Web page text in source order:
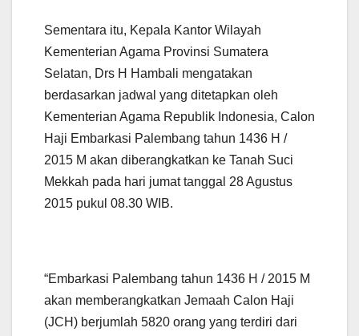
Sementara itu, Kepala Kantor Wilayah
Kementerian Agama Provinsi Sumatera
Selatan, Drs H Hambali mengatakan
berdasarkan jadwal yang ditetapkan oleh
Kementerian Agama Republik Indonesia, Calon
Haji Embarkasi Palembang tahun 1436 H /
2015 M akan diberangkatkan ke Tanah Suci
Mekkah pada hari jumat tanggal 28 Agustus
2015 pukul 08.30 WIB.
“Embarkasi Palembang tahun 1436 H / 2015 M
akan memberangkatkan Jemaah Calon Haji
(JCH) berjumlah 5820 orang yang terdiri dari